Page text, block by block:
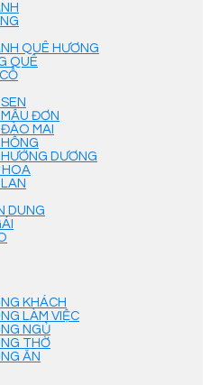
QUÊ HƯƠNG
QUÊ
ĐƠN
MAI
DƯƠNG
HOA
DUNG
KHÁCH
LÀM VIỆC
NGỦ
THỜ
ĂN